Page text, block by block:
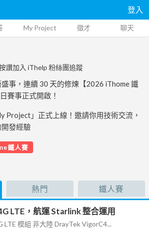
登入
My Project 徵才 聊天
讚加入 iThelp 粉絲團追蹤
事，連續 30 天的修煉【2026 iThome 鐵
賽事正式開啟！
Project」正式上線！邀請你用技術交流，
發經驗
鐵人賽
熱門 鐵人賽
LTE，航運 Starlink 整合運用
模組 非大陸 DrayTek VigorC4...